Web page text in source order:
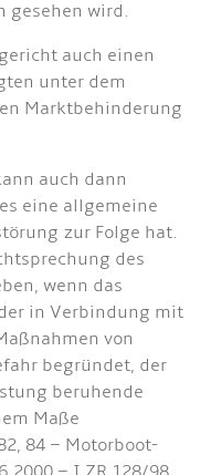
gesehen wird.
auch einen
unter dem
Marktbehinderung
auch dann
eine allgemeine
zur Folge hat.
des
wenn das
in Verbindung mit
von
begründet, der
beruhende
Maße
84 – Motorboot-